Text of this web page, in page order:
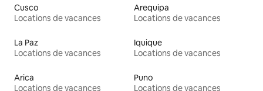
Cusco
Locations de vacances
Arequipa
Locations de vacances
La Paz
Locations de vacances
Iquique
Locations de vacances
Arica
Locations de vacances
Puno
Locations de vacances